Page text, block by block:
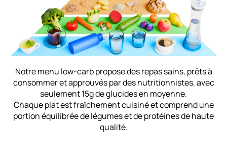
Notre menu low-carb propose des repas sains, prêts à
consommer et approuvés par des nutritionnistes, avec
seulement 15g de glucides en moyenne.
Chaque plat est fraîchement cuisiné et comprend une
portion équilibrée de légumes et de protéines de haute
qualité.